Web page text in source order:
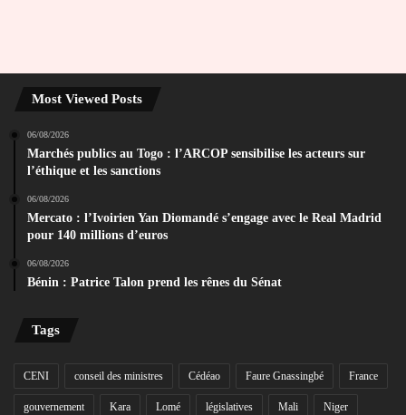
Most Viewed Posts
06/08/2026
Marchés publics au Togo : l’ARCOP sensibilise les acteurs sur
l’éthique et les sanctions
06/08/2026
Mercato : l’Ivoirien Yan Diomandé s’engage avec le Real Madrid
pour 140 millions d’euros
06/08/2026
Bénin : Patrice Talon prend les rênes du Sénat
Tags
CENI conseil des ministres Cédéao Faure Gnassingbé France
gouvernement Kara Lomé législatives Mali Niger